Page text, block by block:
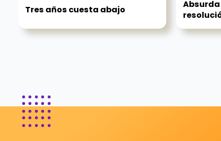
Tres años cuesta abajo